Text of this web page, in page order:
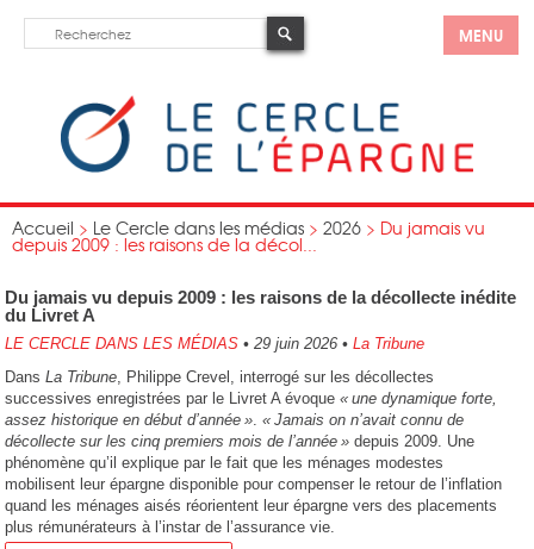
MENU
Accueil > Le Cercle dans les médias > 2026 > Du jamais vu
depuis 2009 : les raisons de la décol...
Du jamais vu depuis 2009 : les raisons de la décollecte inédite
du Livret A
LE CERCLE DANS LES MÉDIAS • 29 juin 2026• La Tribune
DansLa Tribune, Philippe Crevel, interrogé sur les décollectes
successives enregistrées par le Livret A évoque« une dynamique forte,
assez historique en début d’année ».« Jamais on n’avait connu de
décollecte sur les cinq premiers mois de l’année » depuis 2009. Une
phénomène qu’il explique par le fait que les ménages modestes
mobilisent leur épargne disponible pour compenser le retour de l’inflation
quand les ménages aisés réorientent leur épargne vers des placements
plus rémunérateurs à l’instar de l’assurance vie.